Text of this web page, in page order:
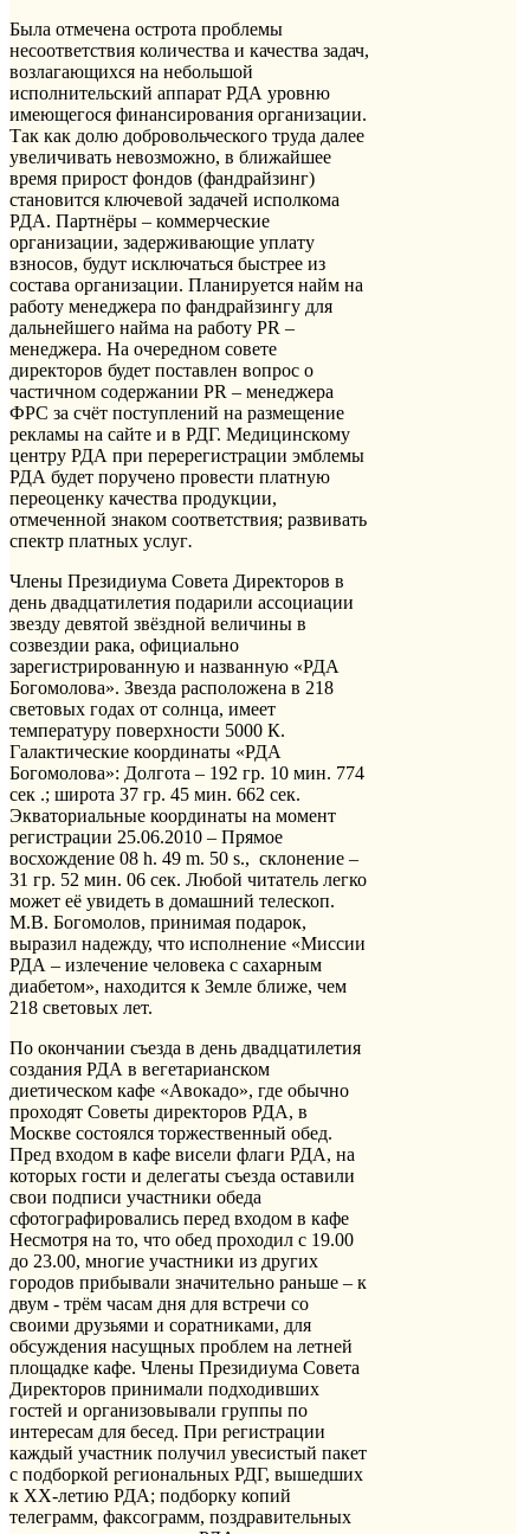
Была отмечена острота проблемы
несоответствия количества и качества задач,
возлагающихся на небольшой
исполнительский аппарат РДА уровню
имеющегося финансирования организации.
Так как долю добровольческого труда далее
увеличивать невозможно, в ближайшее
время прирост фондов (фандрайзинг)
становится ключевой задачей исполкома
РДА. Партнёры – коммерческие
организации, задерживающие уплату
взносов, будут исключаться быстрее из
состава организации. Планируется найм на
работу менеджера по фандрайзингу для
дальнейшего найма на работу PR –
менеджера. На очередном совете
директоров будет поставлен вопрос о
частичном содержании PR – менеджера
ФРС за счёт поступлений на размещение
рекламы на сайте и в РДГ. Медицинскому
центру РДА при перерегистрации эмблемы
РДА будет поручено провести платную
переоценку качества продукции,
отмеченной знаком соответствия; развивать
спектр платных услуг.
Члены Президиума Совета Директоров в
день двадцатилетия подарили ассоциации
звезду девятой звёздной величины в
созвездии рака, официально
зарегистрированную и названную «РДА
Богомолова». Звезда расположена в 218
световых годах от солнца, имеет
температуру поверхности 5000 К.
Галактические координаты «РДА
Богомолова»: Долгота – 192 гр. 10 мин. 774
сек .; широта 37 гр. 45 мин. 662 сек.
Экваториальные координаты на момент
регистрации 25.06.2010 – Прямое
восхождение 08 h. 49 m. 50 s., склонение –
31 гр. 52 мин. 06 сек. Любой читатель легко
может её увидеть в домашний телескоп.
М.В. Богомолов, принимая подарок,
выразил надежду, что исполнение «Миссии
РДА – излечение человека с сахарным
диабетом», находится к Земле ближе, чем
218 световых лет.
По окончании съезда в день двадцатилетия
создания РДА в вегетарианском
диетическом кафе «Авокадо», где обычно
проходят Советы директоров РДА, в
Москве состоялся торжественный обед.
Пред входом в кафе висели флаги РДА, на
которых гости и делегаты съезда оставили
свои подписи участники обеда
сфотографировались перед входом в кафе
Несмотря на то, что обед проходил с 19.00
до 23.00, многие участники из других
городов прибывали значительно раньше – к
двум - трём часам дня для встречи со
своими друзьями и соратниками, для
обсуждения насущных проблем на летней
площадке кафе. Члены Президиума Совета
Директоров принимали подходивших
гостей и организовывали группы по
интересам для бесед. При регистрации
каждый участник получил увесистый пакет
с подборкой региональных РДГ, вышедших
к ХХ-летию РДА; подборку копий
телеграмм, факсограмм, поздравительных